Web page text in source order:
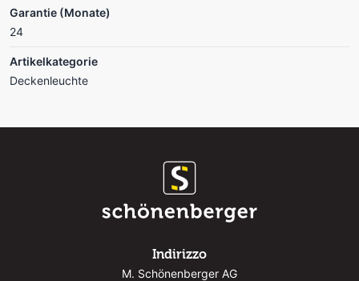
Garantie (Monate)
24
Artikelkategorie
Deckenleuchte
Indirizzo
M. Schönenberger AG